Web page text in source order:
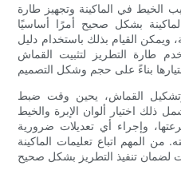
الخيط في الماكينة وتجهيز طارة
بشكل صحيح أمرًا أساسيًا
ويمكن القيام بذلك باستخدام دليل
طارة التطريز لتثبيت القماش
القماش، يحين وقت ضبط
ذلك اختيار ألوان الإبرة والخيط
وإجراء أي تعديلات ضرورية
المهم اتباع تعليمات الماكينة